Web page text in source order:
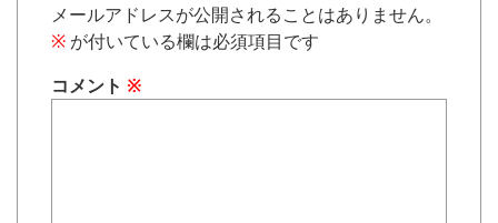
メールアドレスが公開されることはありません。
※ が付いている欄は必須項目です
コメント ※